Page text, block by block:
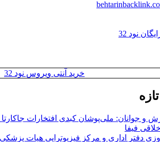
نود 32
خرید آنتی ویروس نود 32
و جوانان: ملی‌پوشان کبدی افتخارات جاکارتا
فیفا
دفتر اداری و مرکز فیزیوتراپی هیات